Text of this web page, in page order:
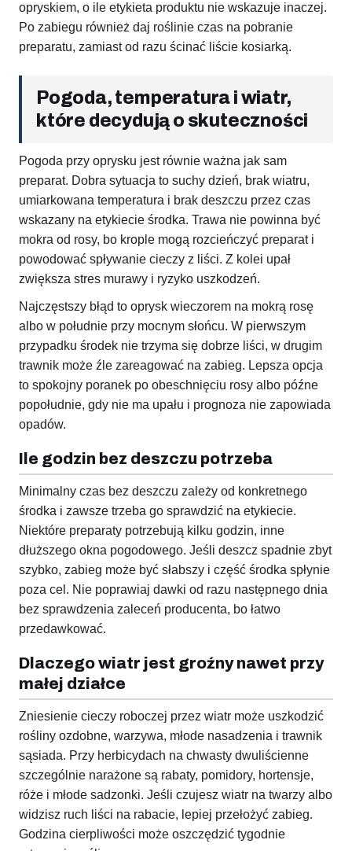
opryskiem, o ile etykieta produktu nie wskazuje inaczej.
Po zabiegu również daj roślinie czas na pobranie
preparatu, zamiast od razu ścinać liście kosiarką.
Pogoda, temperatura i wiatr,
które decydują o skuteczności
Pogoda przy oprysku jest równie ważna jak sam
preparat. Dobra sytuacja to suchy dzień, brak wiatru,
umiarkowana temperatura i brak deszczu przez czas
wskazany na etykiecie środka. Trawa nie powinna być
mokra od rosy, bo krople mogą rozcieńczyć preparat i
powodować spływanie cieczy z liści. Z kolei upał
zwiększa stres murawy i ryzyko uszkodzeń.
Najczęstszy błąd to oprysk wieczorem na mokrą rosę
albo w południe przy mocnym słońcu. W pierwszym
przypadku środek nie trzyma się dobrze liści, w drugim
trawnik może źle zareagować na zabieg. Lepsza opcja
to spokojny poranek po obeschnięciu rosy albo późne
popołudnie, gdy nie ma upału i prognoza nie zapowiada
opadów.
Ile godzin bez deszczu potrzeba
Minimalny czas bez deszczu zależy od konkretnego
środka i zawsze trzeba go sprawdzić na etykiecie.
Niektóre preparaty potrzebują kilku godzin, inne
dłuższego okna pogodowego. Jeśli deszcz spadnie zbyt
szybko, zabieg może być słabszy i część środka spłynie
poza cel. Nie poprawiaj dawki od razu następnego dnia
bez sprawdzenia zaleceń producenta, bo łatwo
przedawkować.
Dlaczego wiatr jest groźny nawet przy
małej działce
Zniesienie cieczy roboczej przez wiatr może uszkodzić
rośliny ozdobne, warzywa, młode nasadzenia i trawnik
sąsiada. Przy herbicydach na chwasty dwuliścienne
szczególnie narażone są rabaty, pomidory, hortensje,
róże i młode sadzonki. Jeśli czujesz wiatr na twarzy albo
widzisz ruch liści na rabacie, lepiej przełożyć zabieg.
Godzina cierpliwości może oszczędzić tygodnie